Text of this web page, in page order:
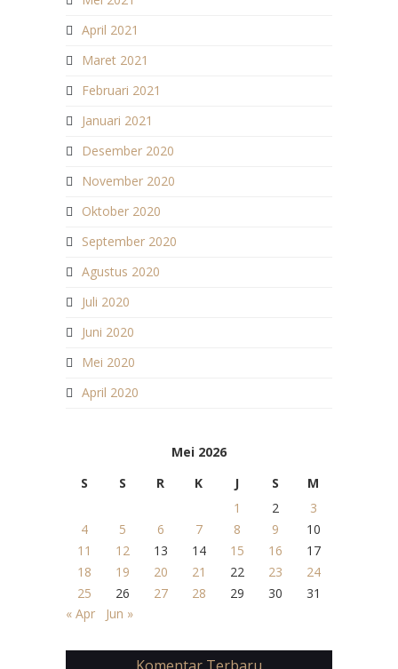
April 2021
Maret 2021
Februari 2021
Januari 2021
Desember 2020
November 2020
Oktober 2020
September 2020
Agustus 2020
Juli 2020
Juni 2020
Mei 2020
April 2020
Mei 2026
S
S R K J S
M
1
2
3
4
5 6 7 8 9
10
11
12 13 14 15 16
17
18
19 20 21 22 23
24
25
26 27 28 29 30
31
« Apr
Jun »